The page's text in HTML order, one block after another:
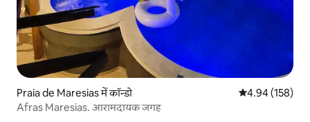
Praia de Maresias में कॉन्डो औसत रेटिंग 5 में से
4.94 (158)
Afras Maresias. आरामदायक जगह